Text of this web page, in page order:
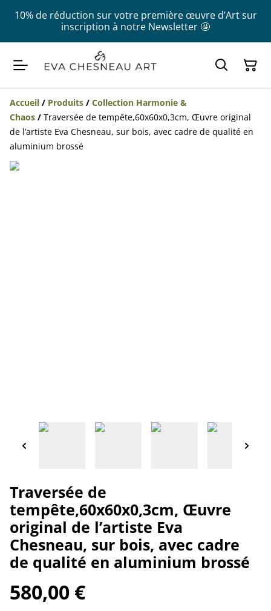
10% de réduction sur votre première œuvre d’Art sur
inscription à notre Newsletter 🤩
Accueil / Produits / Collection Harmonie &
Chaos / Traversée de tempête,60x60x0,3cm, Œuvre original
de l’artiste Eva Chesneau, sur bois, avec cadre de qualité en
aluminium brossé
Traversée de
tempête,60x60x0,3cm, Œuvre
original de l’artiste Eva
Chesneau, sur bois, avec cadre
de qualité en aluminium brossé
580,00 €